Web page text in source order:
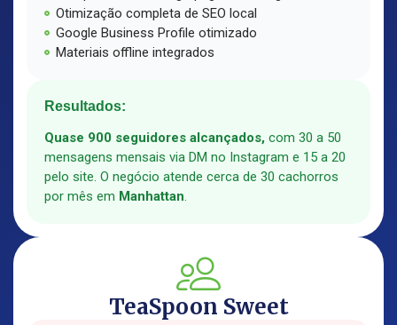
Otimização completa de SEO local
Google Business Profile otimizado
Materiais offline integrados
Resultados:
Quase 900 seguidores alcançados, com 30 a 50
mensagens mensais via DM no Instagram e 15 a 20
pelo site. O negócio atende cerca de 30 cachorros
por mês em Manhattan.
TeaSpoon Sweet